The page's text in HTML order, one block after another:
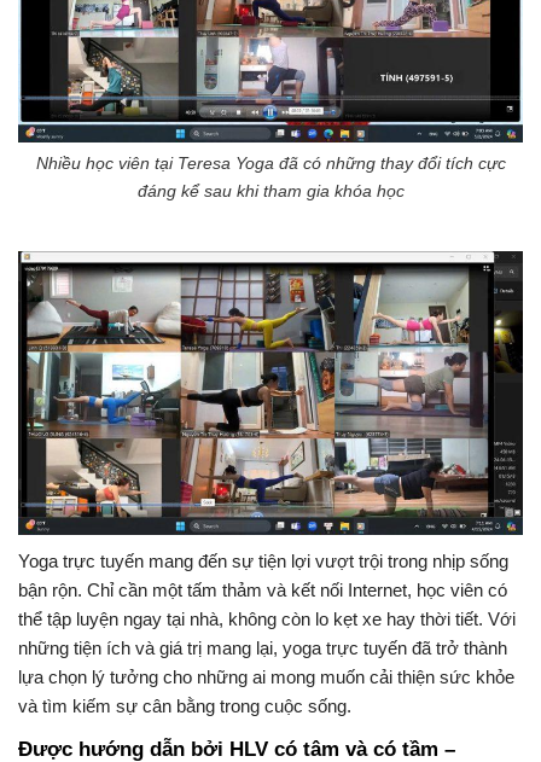
Nhiều học viên tại Teresa Yoga đã có những thay đổi tích cực
đáng kể sau khi tham gia khóa học
Yoga trực tuyến mang đến sự tiện lợi vượt trội trong nhịp sống
bận rộn. Chỉ cần một tấm thảm và kết nối Internet, học viên có
thể tập luyện ngay tại nhà, không còn lo kẹt xe hay thời tiết. Với
những tiện ích và giá trị mang lại, yoga trực tuyến đã trở thành
lựa chọn lý tưởng cho những ai mong muốn cải thiện sức khỏe
và tìm kiếm sự cân bằng trong cuộc sống.
Được hướng dẫn bởi HLV có tâm và có tầm –